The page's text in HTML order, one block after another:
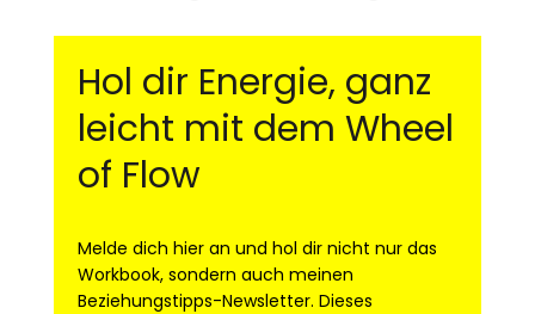
Hol dir Energie, ganz
leicht mit dem Wheel
of Flow
Melde dich hier an und hol dir nicht nur das
Workbook, sondern auch meinen
Beziehungstipps-Newsletter.⁣ Dieses